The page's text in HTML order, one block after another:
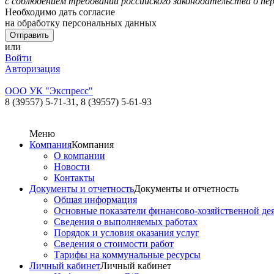
Необходимо дать согласие
на обработку персональных данных
или
Войти
Авторизация
ООО УК "Экспресс"
8 (39557) 5-71-31, 8 (39557) 5-61-93
Меню
КомпанияКомпания
О компании
Новости
Контакты
Документы и отчетностьДокументы и отчетность
Общая информация
Основные показатели финансово-хозяйственной
Сведения о выполняемых работах
Порядок и условия оказания услуг
Сведения о стоимости работ
Тарифы на коммунальные ресурсы
Личный кабинетЛичный кабинет